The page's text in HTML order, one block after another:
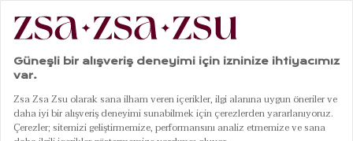
Şort
FILTRELE SIRALA